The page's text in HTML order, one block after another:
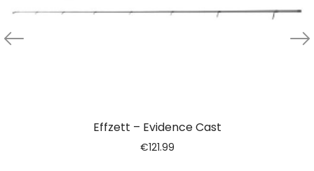
Effzett – Evidence Cast
€121.99